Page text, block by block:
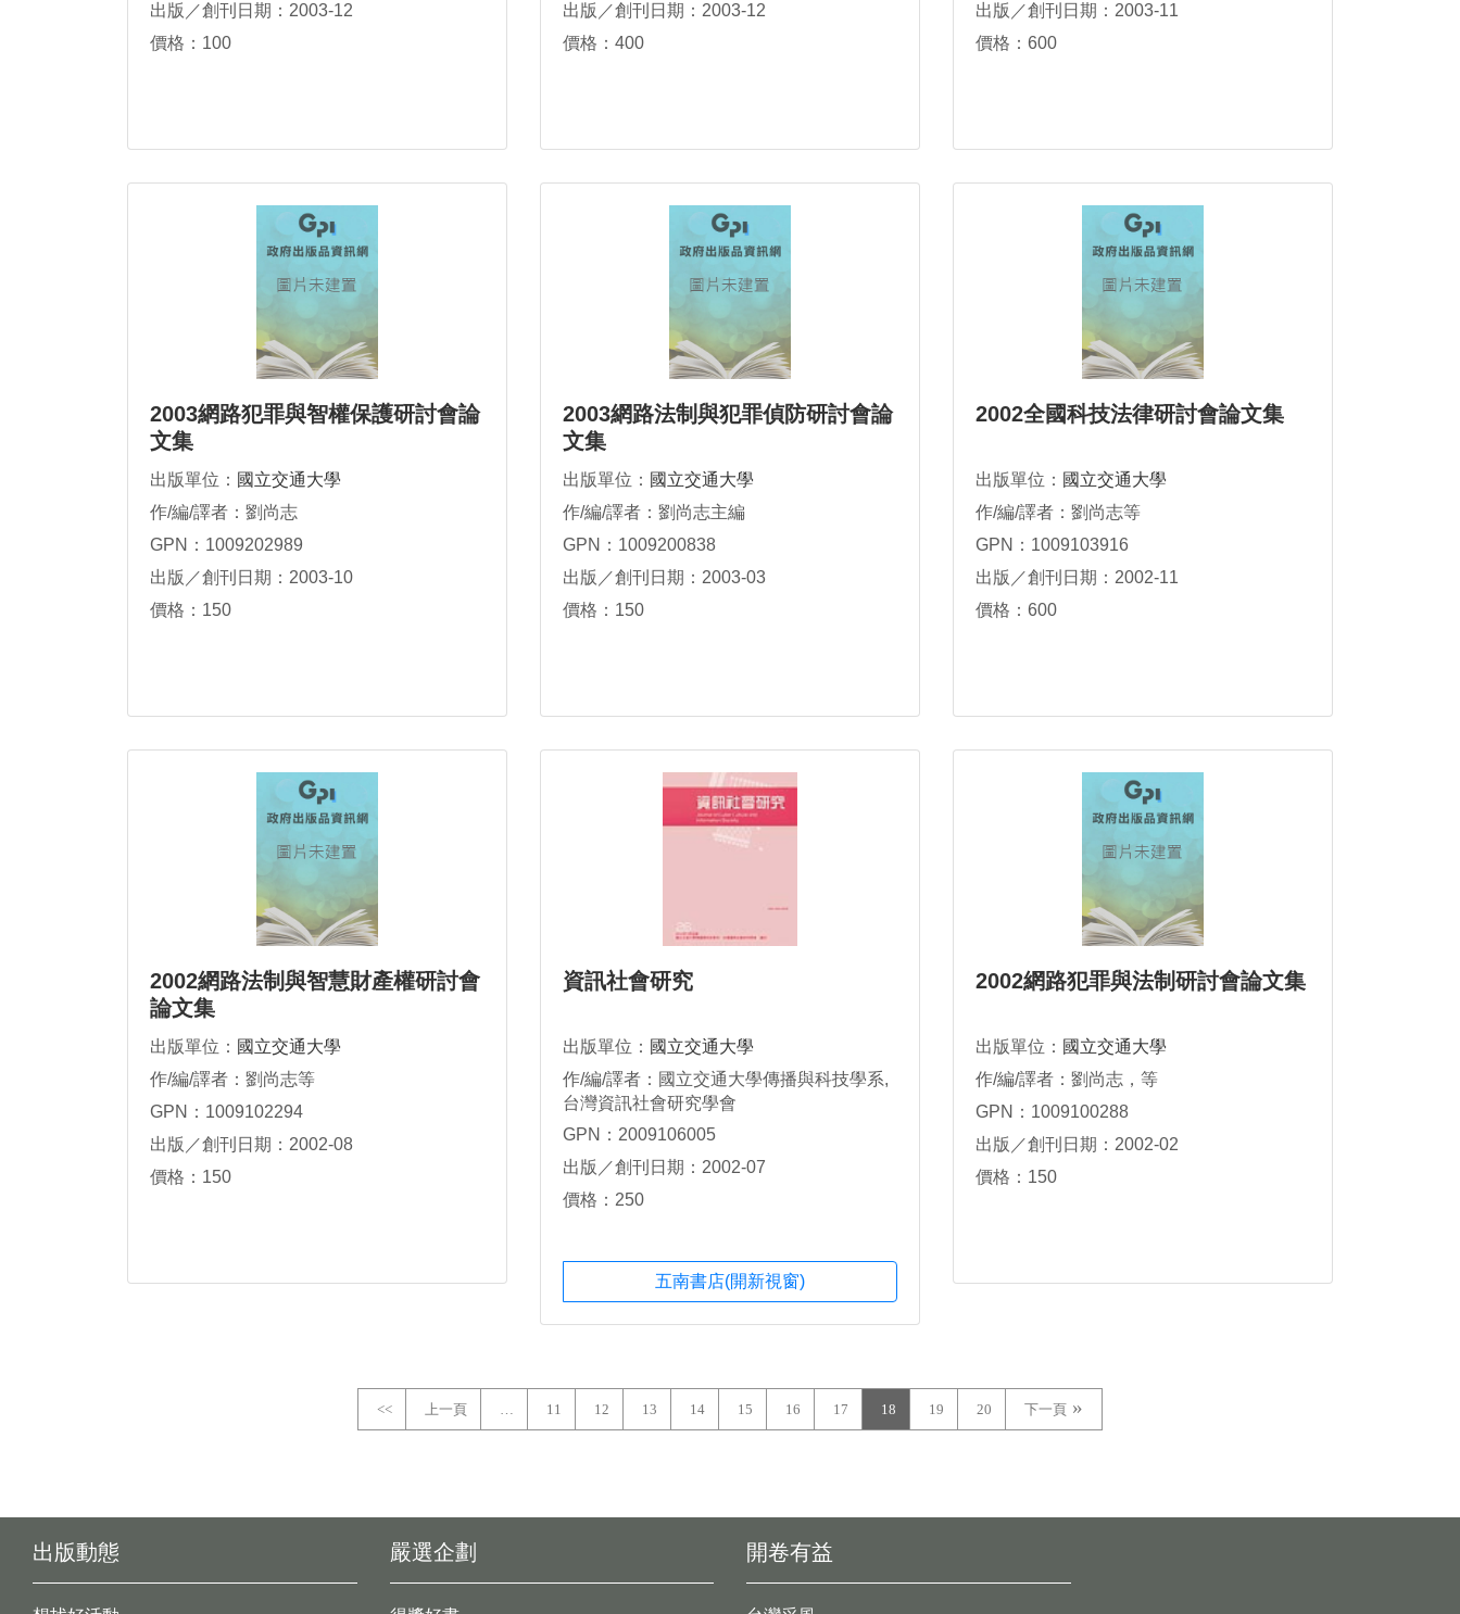
出版／創刊日期：2003-12
價格：100
出版／創刊日期：2003-12
價格：400
出版／創刊日期：2003-11
價格：600
2003網路犯罪與智權保護研討會論
文集
出版單位： 國立交通大學
作/編/譯者：劉尚志
GPN：1009202989
出版／創刊日期：2003-10
價格：150
2003網路法制與犯罪偵防研討會論
文集
出版單位： 國立交通大學
作/編/譯者：劉尚志主編
GPN：1009200838
出版／創刊日期：2003-03
價格：150
2002全國科技法律研討會論文集
出版單位： 國立交通大學
作/編/譯者：劉尚志等
GPN：1009103916
出版／創刊日期：2002-11
價格：600
2002網路法制與智慧財產權研討會
論文集
出版單位： 國立交通大學
作/編/譯者：劉尚志等
GPN：1009102294
出版／創刊日期：2002-08
價格：150
資訊社會研究
出版單位： 國立交通大學
作/編/譯者：國立交通大學傳播與科技學系,
台灣資訊社會研究學會
GPN：2009106005
出版／創刊日期：2002-07
價格：250
五南書店(開新視窗)
2002網路犯罪與法制研討會論文集
出版單位： 國立交通大學
作/編/譯者：劉尚志，等
GPN：1009100288
出版／創刊日期：2002-02
價格：150
<< 上一頁 … 11 12 13 14 15 16 17 18 19 20 下一頁
出版動態 開卷有益
嚴選企劃